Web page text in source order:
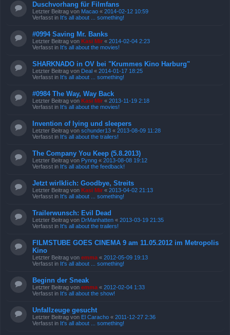
Duschvorhang für Filmfans
Letzter Beitrag von Macao « 2014-02-12 10:59
Verfasst in It's all about ... something!
#0994 Saving Mr. Banks
Letzter Beitrag von Kasi Mir « 2014-02-04 2:23
Verfasst in It's all about the movies!
SHARKNADO in OV bei "Krummes Kino Harburg"
Letzter Beitrag von Deal « 2014-01-17 18:25
Verfasst in It's all about ... something!
#0984 The Way, Way Back
Letzter Beitrag von Kasi Mir « 2013-11-19 2:18
Verfasst in It's all about the movies!
Invention of lying und sleepers
Letzter Beitrag von schunder13 « 2013-08-09 11:28
Verfasst in It's all about the trailers!
The Company You Keep (5.8.2013)
Letzter Beitrag von Pynng « 2013-08-08 19:12
Verfasst in It's all about the feedback!
Jetzt wirlklich: Goodbye, Streits
Letzter Beitrag von Kasi Mir « 2013-04-02 21:13
Verfasst in It's all about ... something!
Trailerwunsch: Evil Dead
Letzter Beitrag von DrManhatten « 2013-03-19 21:35
Verfasst in It's all about the trailers!
FILMSTUBE GOES CINEMA 9 am 11.05.2012 im Metropolis
Kino
Letzter Beitrag von emma « 2012-05-09 19:13
Verfasst in It's all about ... something!
Beginn der Sneak
Letzter Beitrag von emma « 2012-02-04 1:33
Verfasst in It's all about the show!
Unfallzeuge gesucht
Letzter Beitrag von El Caracho « 2011-12-27 2:36
Verfasst in It's all about ... something!